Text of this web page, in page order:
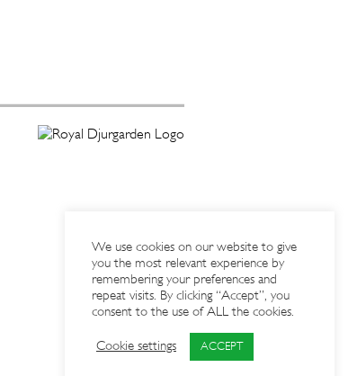
We use cookies on our website to give
you the most relevant experience by
remembering your preferences and
repeat visits. By clicking “Accept”, you
consent to the use of ALL the cookies.
Cookie settings ACCEPT